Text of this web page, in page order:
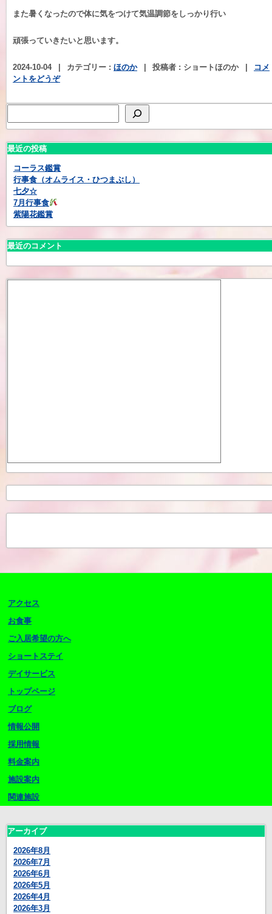
また暑くなったので体に気をつけて気温調節をしっかり行い
頑張っていきたいと思います。
2024-10-04 | カテゴリー : ほのか | 投稿者 : ショートほのか |
コメ
ントをどうぞ
最近の投稿
コーラス鑑賞
行事食（オムライス・ひつまぶし）
七夕☆
7月行事食
紫陽花鑑賞
最近のコメント
アクセス
お食事
ご入居希望の方へ
ショートステイ
デイサービス
トップページ
ブログ
情報公開
採用情報
料金案内
施設案内
関連施設
アーカイブ
2026年8月
2026年7月
2026年6月
2026年5月
2026年4月
2026年3月